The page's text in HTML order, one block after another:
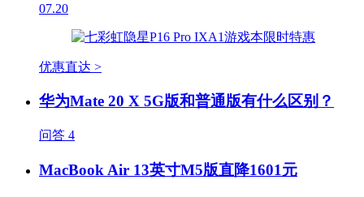
07.20
优惠直达 >
华为Mate 20 X 5G版和普通版有什么区别？
问答 4
MacBook Air 13英寸M5版直降1601元